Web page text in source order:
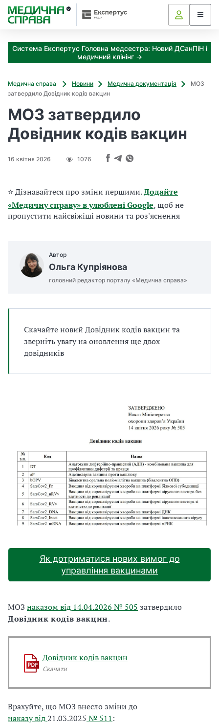
Система Експертус Головна медсестра: Новий ДСанПіН і
медичний клінінг →
Медична справа Новини Медична документація
МОЗ
затвердило Довідник кодів вакцин
МОЗ затвердило
Довідник кодів вакцин
16 квітня 2026 1076
⭐ Дізнавайтеся про зміни першими.Додайте
«Медичну справу» в улюблені Google, щоб не
пропустити найсвіжіші новини та роз'яснення
Автор
Ольга Купріянова
головний редактор порталу «Медична справа»
Скачайте новий Довідник кодів вакцин та
зверніть увагу на оновлення ще двох
довідників
Як дотриматися нових вимог до
управління вакцинами
МОЗ наказом від 14.04.2026 № 505 затвердило
Довідник кодів вакцин.
Довідник кодів вакцин
Скачати
Врахуйте, що МОЗ внесло зміни до
наказу від21.03.2025 № 511:
З
а
к
з
о
и
м
ж
р
и
м
П